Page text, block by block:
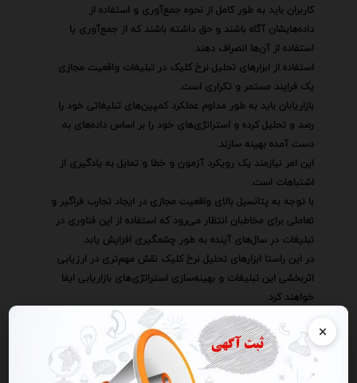
×
کاربران باید به طور کامل از نحوه جمع‌آوری و استفاده از
داده‌هایشان آگاه باشند و حق داشته باشند که از جمع‌آوری یا
استفاده از آن‌ها انصراف دهند.
استفاده از ابزارهای تحلیل نرخ کلیک در تبلیغات واقعیت مجازی
یک فرایند مستمر و تکراری است.
بازاریابان باید به طور مداوم عملکرد کمپین‌های تبلیغاتی خود را
رصد و تحلیل کرده و استراتژی‌های خود را بر اساس داده‌های به
دست آمده بهینه سازند.
این امر نیازمند یک رویکرد آزمون و خطا و تمایل به یادگیری از
اشتباهات است.
با توجه به پتانسیل بالای واقعیت مجازی در ایجاد تجارب فراگیر و
تعاملی برای مخاطبان انتظار می‌رود که استفاده از این فناوری در
تبلیغات در سال‌های آینده به طور چشمگیری افزایش یابد.
در این راستا ابزارهای تحلیل نرخ کلیک نقش مهم‌تری در ارزیابی
اثربخشی این تبلیغات و بهینه‌سازی استراتژی‌های بازاریابی ایفا
خواهند کرد.
بازاریابانی که بتوانند به طور موثر از این ابزارها استفاده کنند قادر
خواهند بود تا از مزایای بی‌نظیر واقعیت مجازی در جلب توجه
مخاطبان و افزایش نرخ تعامل با ایشان بهره‌مند شوند.
رقابتی بازاریابی دیگر صرفاً به معنای معرفی یک محصول یا خدمت